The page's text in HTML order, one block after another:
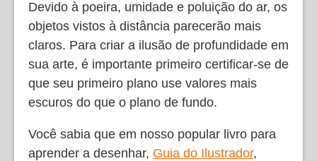
Devido à poeira, umidade e poluição do ar, os
objetos vistos à distância parecerão mais
claros. Para criar a ilusão de profundidade em
sua arte, é importante primeiro certificar-se de
que seu primeiro plano use valores mais
escuros do que o plano de fundo.
Você sabia que em nosso popular livro para
aprender a desenhar, Guia do Ilustrador,